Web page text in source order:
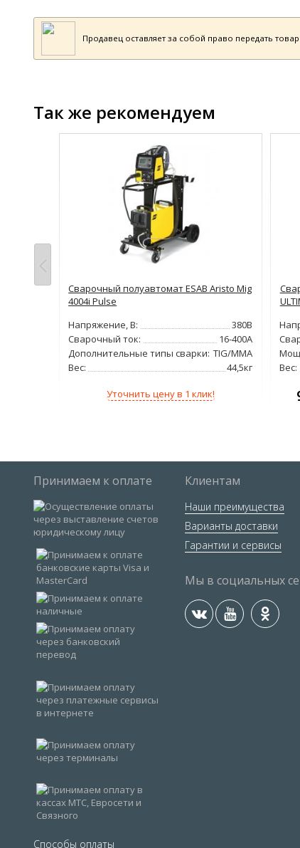
Продавец оставляет за собой право передать
Так же рекомендуем
Сварочный полуавтомат ESAB Aristo Mig
4004i Pulse
Напряжение, В:
380В
Сварочный ток:
16-400А
Дополнительные типы сварки: TIG/MMA
Вес:
44,5кг
Уточнить цену в 1 клик!
Вес:
Принимаем к оплате
Способы оплаты
Клиентам
Наши преимущества
Варианты доставки
Гарантии и сервисы
Мы в социальных